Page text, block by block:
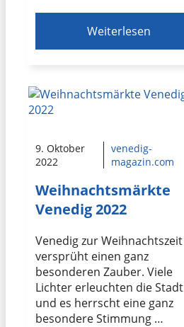
Weiterlesen
9. Oktober
2022
venedig-
magazin.com
Weihnachtsmärkte
Venedig 2022
Venedig zur Weihnachtszeit
versprüht einen ganz
besonderen Zauber. Viele
Lichter erleuchten die Stadt
und es herrscht eine ganz
besondere Stimmung …